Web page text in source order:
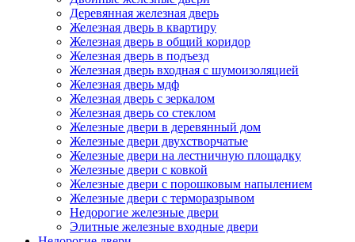
Деревянная железная дверь
Железная дверь в квартиру
Железная дверь в общий коридор
Железная дверь в подъезд
Железная дверь входная с шумоизоляцией
Железная дверь мдф
Железная дверь с зеркалом
Железная дверь со стеклом
Железные двери в деревянный дом
Железные двери двухстворчатые
Железные двери на лестничную площадку
Железные двери с ковкой
Железные двери с порошковым напылением
Железные двери с терморазрывом
Недорогие железные двери
Элитные железные входные двери